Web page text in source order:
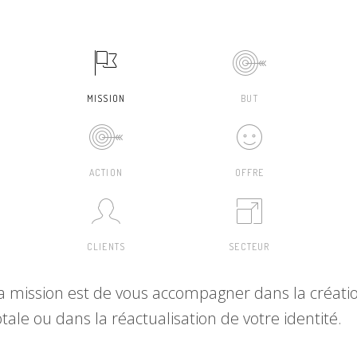
MISSION BUT
ACTION OFFRE
CLIENTS SECTEUR
mission est de vous accompagner dans la
ou dans la réactualisation de votre identité.